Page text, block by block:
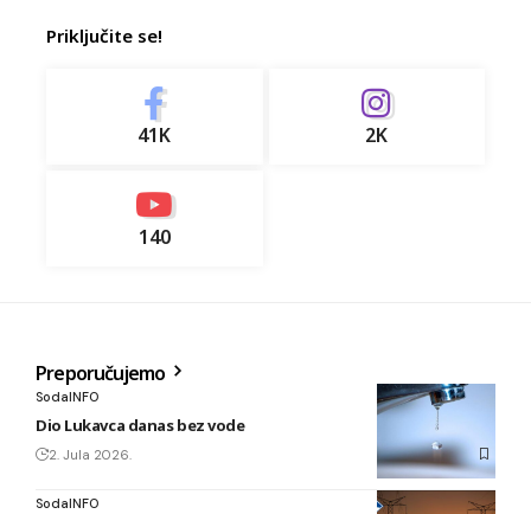
Priključite se!
41K 2K
140
Preporučujemo
SodaINFO
Dio Lukavca danas bez vode
2. Jula 2026.
SodaINFO